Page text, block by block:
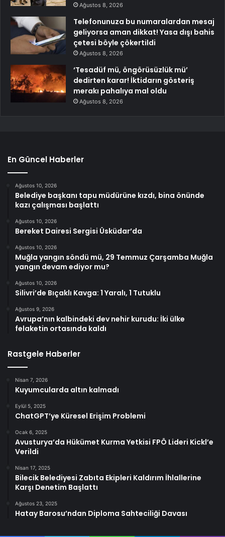
Ağustos 8, 2026
Telefonunuza bu numaralardan mesaj
geliyorsa aman dikkat! Yasa dışı bahis
çetesi böyle çökertildi
Ağustos 8, 2026
‘Tesadüf mü, öngörüsüzlük mü’
dedirten karar! İktidarın gösteriş
merakı pahalıya mal oldu
Ağustos 8, 2026
En Güncel Haberler
Ağustos 10, 2026
Belediye başkanı tapu müdürüne kızdı, bina önünde
kazı çalışması başlattı
Ağustos 10, 2026
Bereket Dairesi Sergisi Üsküdar’da
Ağustos 10, 2026
Muğla yangın söndü mü, 29 Temmuz Çarşamba Muğla
yangın devam ediyor mu?
Ağustos 10, 2026
Silivri’de Bıçaklı Kavga: 1 Yaralı, 1 Tutuklu
Ağustos 9, 2026
Avrupa’nın kalbindeki dev nehir kurudu: İki ülke
felaketin ortasında kaldı
Rastgele Haberler
Nisan 7, 2026
Kuyumcularda altın kalmadı
Eylül 5, 2025
ChatGPT’ye Küresel Erişim Problemi
Ocak 6, 2025
Avusturya’da Hükümet Kurma Yetkisi FPÖ Lideri Kickl’e
Verildi
Nisan 17, 2025
Bilecik Belediyesi Zabıta Ekipleri Kaldırım İhlallerine
Karşı Denetim Başlattı
Ağustos 23, 2025
Hatay Barosu’ndan Diploma Sahteciliği Davası